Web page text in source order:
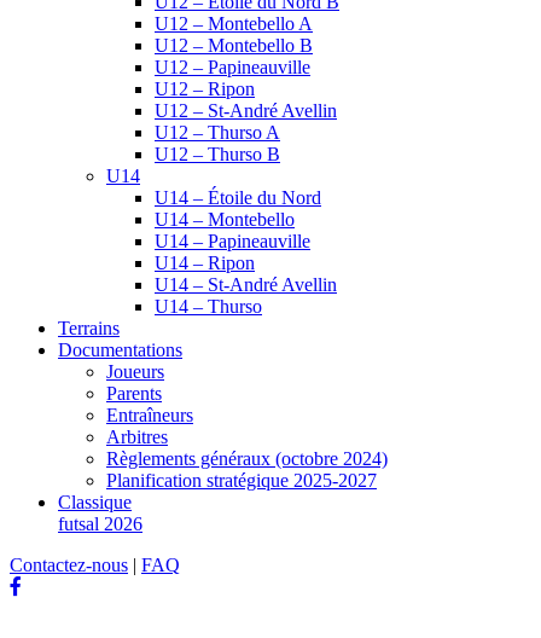
U12 – Montebello A
U12 – Montebello B
U12 – Papineauville
U12 – Ripon
U12 – St-André Avellin
U12 – Thurso A
U12 – Thurso B
U14
U14 – Étoile du Nord
U14 – Montebello
U14 – Papineauville
U14 – Ripon
U14 – St-André Avellin
U14 – Thurso
Terrains
Documentations
Joueurs
Parents
Entraîneurs
Arbitres
Règlements généraux (octobre 2024)
Planification stratégique 2025-2027
Classique
futsal 2026
Contactez-nous | FAQ